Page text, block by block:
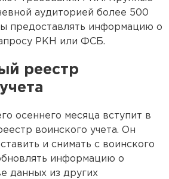
аудиторией более 500
предоставлять информацию о
РКН или ФСБ.
реестр
осеннего месяца вступит в
воинского учета. Он
и снимать с воинского
информацию о
данных из других